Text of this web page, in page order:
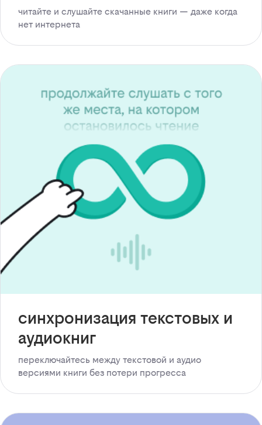
читайте и слушайте скачанные книги — даже когда
нет интернета
синхронизация текстовых и
аудиокниг
переключайтесь между текстовой и аудио
версиями книги без потери прогресса